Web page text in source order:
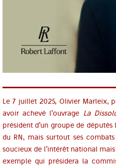
Le 7 juillet 2025, Olivier Marleix,
avoir achevé l’ouvrage La
président d’un groupe de
du RN, mais surtout ses
soucieux de l’intérêt national
exemple qui présidera la